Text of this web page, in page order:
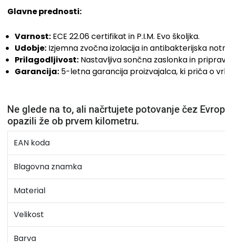
Glavne prednosti:
Varnost: ECE 22.06 certifikat in P.I.M. Evo školjka.
Udobje: Izjemna zvočna izolacija in antibakterijska
Prilagodljivost: Nastavljiva sončna zaslonka in
Garancija: 5-letna garancija proizvajalca, ki priča o
Ne glede na to, ali načrtujete potovanje čez
opazili že ob prvem kilometru.
EAN koda
Blagovna znamka
Material
Velikost
Barva